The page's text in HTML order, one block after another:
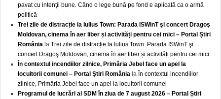
pavat cu intenţii bune. Când o lege bună pe fond e aplicată ca o armă
politică
Trei zile de distracție la Iulius Town: Parada ISWinT şi concert Dragoş
Moldovan, cinema în aer liber și activități pentru cei mici – Portal Știri
România la Trei zile de distracție la Iulius Town: Parada ISWinT şi
concert Dragoş Moldovan, cinema în aer liber și activități pentru cei mici
În contextul incendiilor zilnice, Primăria Jebel face un apel la
locuitorii comunei – Portal Știri România la În contextul incendiilor
zilnice, Primăria Jebel face un apel la locuitorii comunei
Programul de lucrări al SDM în ziua de 7 august 2026 – Portal Știri